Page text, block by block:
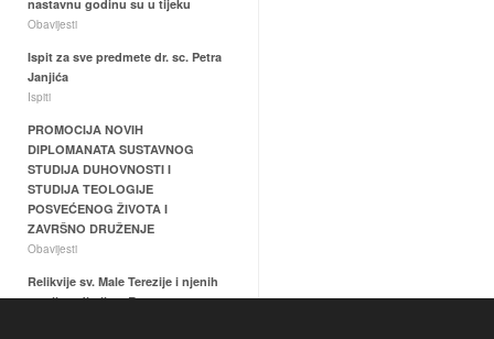
nastavnu godinu su u tijeku
Obavijesti
Ispit za sve predmete dr. sc. Petra
Janjića
Ispiti
PROMOCIJA NOVIH
DIPLOMANATA SUSTAVNOG
STUDIJA DUHOVNOSTI I
STUDIJA TEOLOGIJE
POSVEĆENOG ŽIVOTA I
ZAVRŠNO DRUŽENJE
Obavijesti
Relikvije sv. Male Terezije i njenih
svetih roditelja u Remetama